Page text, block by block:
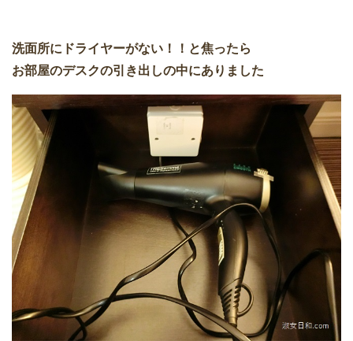
洗面所にドライヤーがない！！と焦ったら
お部屋のデスクの引き出しの中にありました